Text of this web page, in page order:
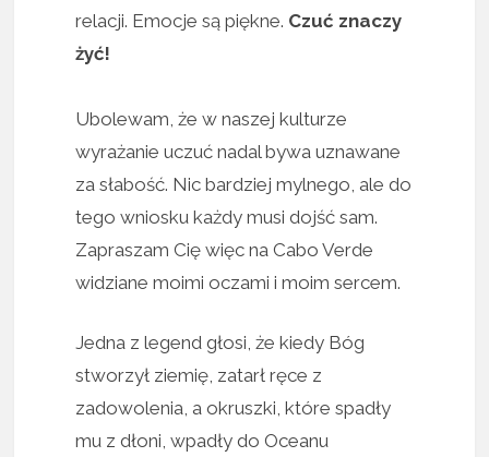
relacji. Emocje są piękne. Czuć znaczy
żyć!
Ubolewam, że w naszej kulturze
wyrażanie uczuć nadal bywa uznawane
za słabość. Nic bardziej mylnego, ale do
tego wniosku każdy musi dojść sam.
Zapraszam Cię więc na Cabo Verde
widziane moimi oczami i moim sercem.
Jedna z legend głosi, że kiedy Bóg
stworzył ziemię, zatarł ręce z
zadowolenia, a okruszki, które spadły
mu z dłoni, wpadły do Oceanu